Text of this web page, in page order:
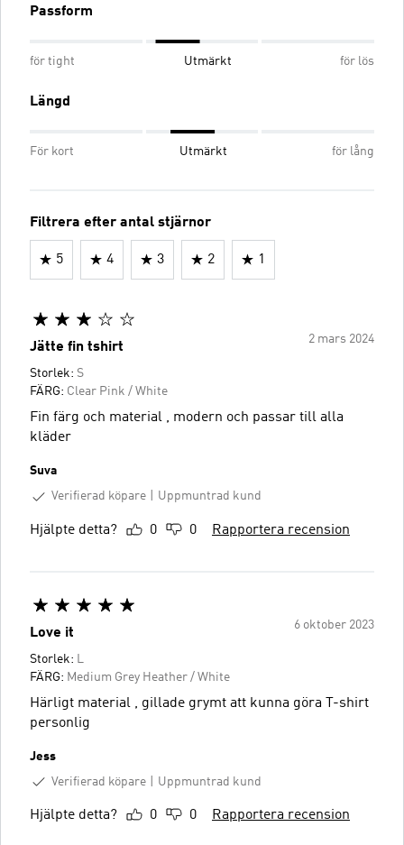
Passform
för tight Utmärkt för lös
Längd
För kort Utmärkt för lång
Filtrera efter antal stjärnor
5 4 3 2 1
2 mars 2024
Jätte fin tshirt
Storlek: S
FÄRG: Clear Pink / White
Fin färg och material , modern och passar till alla
kläder
Suva
Verifierad köpare
Uppmuntrad kund
Hjälpte detta? 0 0 Rapportera recension
6 oktober 2023
Love it
Storlek:
FÄRG: Medium Grey Heather / White
Härligt material , gillade grymt att kunna göra T-shirt
personlig
Jess
Verifierad köpare
Uppmuntrad kund
Hjälpte detta? 0 0 Rapportera recension